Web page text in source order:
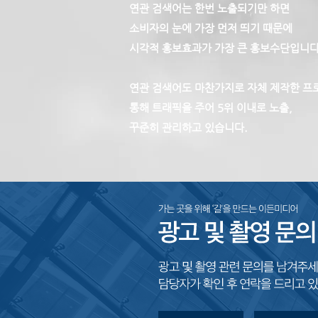
연관 검색어는 한번 노출되기만 하면
소비자의 눈에 가장 먼저 띄기 때문에
시각적 홍보효과가 가장 큰 홍보수단입니
연관 검색어도 마찬가지로 자체 제작한 프
통해 트래픽을 주어 5위 이내로 노출,
꾸준히 관리하고 있습니다.